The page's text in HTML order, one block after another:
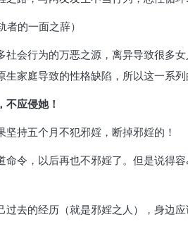
者的一面之辞）
社会行为的万恶之源，离异导致很多
家庭导致的性格缺陷，所以这一系列
不应侵她！
持五个月不犯邪婬，断掉邪婬的！
命令，以后再也不邪婬了。但是说得
过去的经历（就是邪婬之人），身边